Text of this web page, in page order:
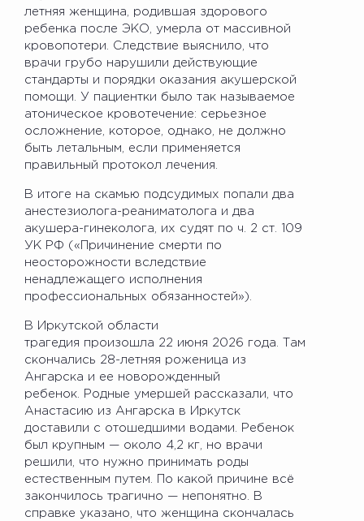
летняя женщина, родившая здорового
ребенка после ЭКО, умерла от массивной
кровопотери. Следствие выяснило, что
врачи грубо нарушили действующие
стандарты и порядки оказания акушерской
помощи. У пациентки было так называемое
атоническое кровотечение: серьезное
осложнение, которое, однако, не должно
быть летальным, если применяется
правильный протокол лечения.
В итоге на скамью подсудимых попали два
анестезиолога-реаниматолога и два
акушера-гинеколога, их судят по ч. 2 ст. 109
УК РФ («Причинение смерти по
неосторожности вследствие
ненадлежащего исполнения
профессиональных обязанностей»).
В Иркутской области
трагедия произошла 22 июня 2026 года. Там
скончались 28-летняя роженица из
Ангарска и ее новорожденный
ребенок. Родные умершей рассказали, что
Анастасию из Ангарска в Иркутск
доставили с отошедшими водами. Ребенок
был крупным — около 4,2 кг, но врачи
решили, что нужно принимать роды
естественным путем. По какой причине всё
закончилось трагично — непонятно. В
справке указано, что женщина скончалась